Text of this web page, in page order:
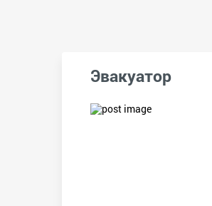
Эвакуатор